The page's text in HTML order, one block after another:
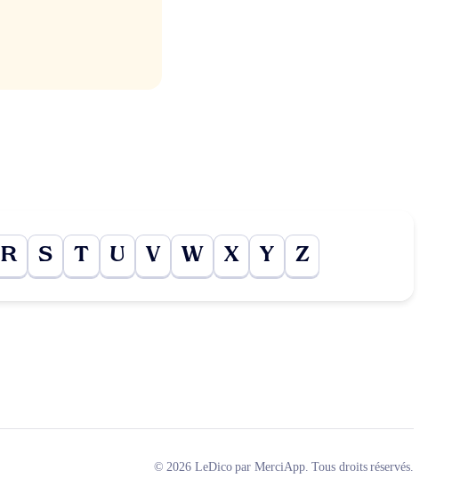
R S T U V W X Y Z
© 2026 LeDico par MerciApp. Tous droits réservés.